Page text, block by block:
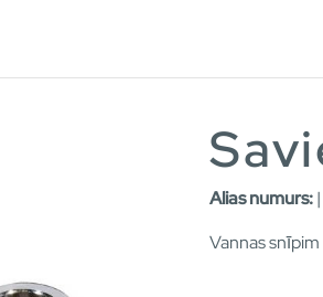
Alias numurs:|
Vannas snīpim